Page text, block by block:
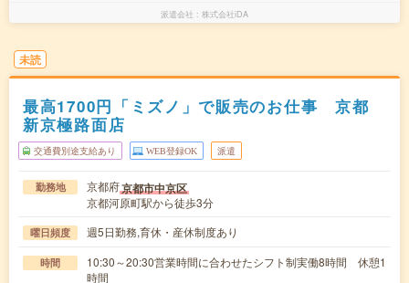
派遣会社 株式会社iDA
未読
最高1700円「ミズノ」で販売のお仕事 京都
新京極路面店
交通費別途支給あり WEB登録OK 派遣
勤務地 京都府京都市中京区
京都河原町駅から徒歩3分
曜日頻度 週5日勤務,育休・産休制度あり
時間
10:30～20:30営業時間に合わせたシフト制実働8時間 休憩1
時間